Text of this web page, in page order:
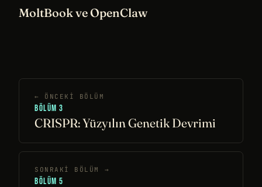
MoltBook ve OpenClaw
← ÖNCEKI BÖLÜM
BÖLÜM 3
CRISPR: Yüzyılın Genetik Devrimi
SONRAKI BÖLÜM →
BÖLÜM 5